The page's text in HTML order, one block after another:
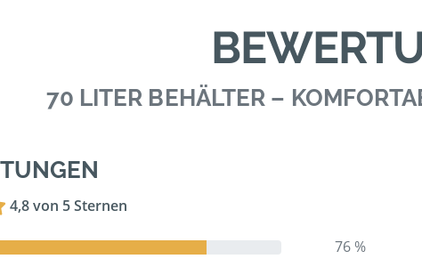
70 LITER BEHÄLTER –
4,8 von 5 Sternen
76 %